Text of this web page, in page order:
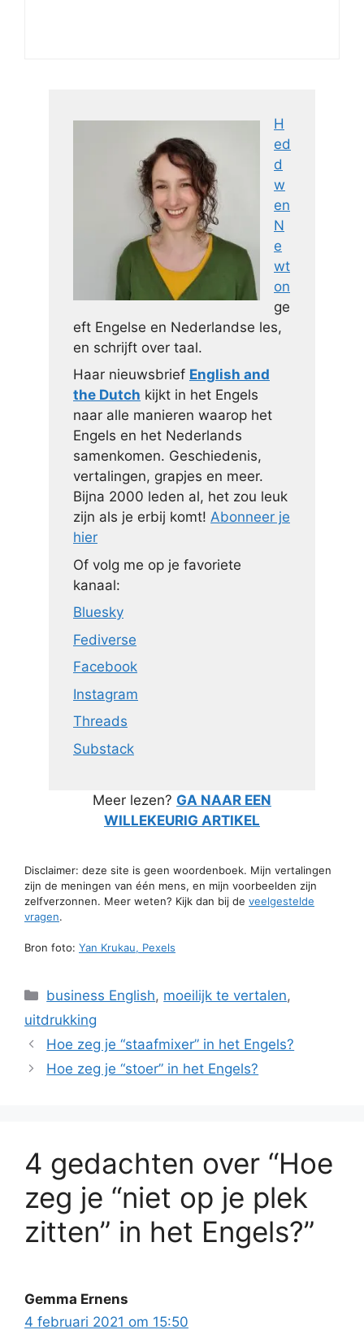
H
ed
d
w
en
N
e
wt
on
ge
eft Engelse en Nederlandse les,
en schrijft over taal.
Haar nieuwsbrief English and
the Dutch kijkt in het Engels
naar alle manieren waarop het
Engels en het Nederlands
samenkomen. Geschiedenis,
vertalingen, grapjes en meer.
Bijna 2000 leden al, het zou leuk
zijn als je erbij komt! Abonneer je
hier
Of volg me op je favoriete
kanaal:
Bluesky
Fediverse
Facebook
Instagram
Threads
Substack
Meer lezen? GA NAAR EEN
WILLEKEURIG ARTIKEL
Disclaimer: deze site is geen woordenboek. Mijn vertalingen
zijn de meningen van één mens, en mijn voorbeelden zijn
zelfverzonnen. Meer weten? Kijk dan bij de veelgestelde
vragen.
Bron foto: Yan Krukau, Pexels
Categorieën
business English, moeilijk te vertalen,
uitdrukking
Hoe zeg je “staafmixer” in het Engels?
Hoe zeg je “stoer” in het Engels?
4 gedachten over “Hoe
zeg je “niet op je plek
zitten” in het Engels?”
Gemma Ernens
4 februari 2021 om 15:50